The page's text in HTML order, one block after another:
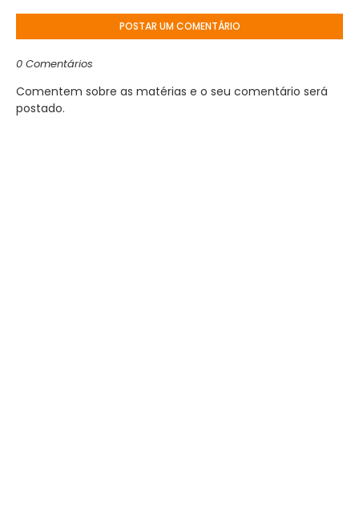
POSTAR UM COMENTÁRIO
0 Comentários
Comentem sobre as matérias e o seu comentário será
postado.